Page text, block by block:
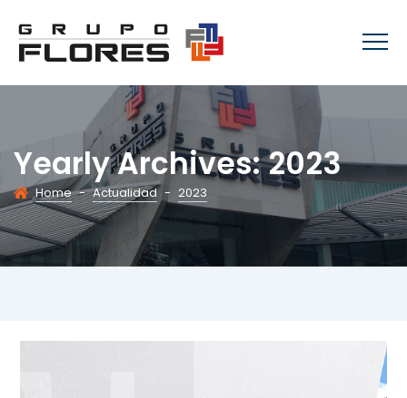
Yearly Archives:2023
Home - Actualidad - 2023